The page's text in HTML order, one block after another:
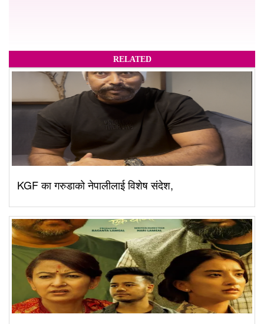
RELATED
KGF का गरुडाको नेपालीलाई विशेष संदेश,